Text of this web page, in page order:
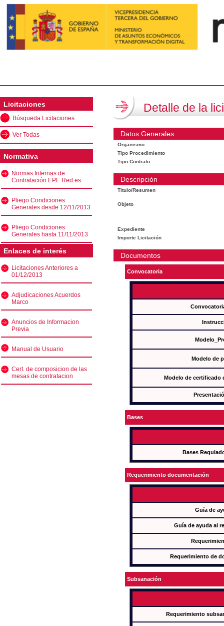
Licitaciones
Búsqueda Licitaciones
Ver Todas
Normativa
Normas Internas de
Contratación EPE Red.es
Pliego Condiciones
Generales desde 12/11/2013
Pliego Condiciones
Generales hasta 11/11/2013
Enlaces de interés
Licitaciones Anteriores a
01/12/2013
Adjudicaciones Acuerdos
Marco
Anuncios de Informacion
Previa
Manual de Usuario
Cert. de composicion de las
mesas de contratacion
Detalle de la
Datos Generales
Organismo
Tipo Procedimiento
Tipo Contrato
Descripción
Título/Resumen
Objeto
Expediente
Importe Licitación
Documentos
Convocatoria
Modelo de
Modelo de certificado
Bases
Bases
Requerimiento documentación
Guía de
Guía de ayuda al
Requerimiento de
Subsanación
Requerimiento